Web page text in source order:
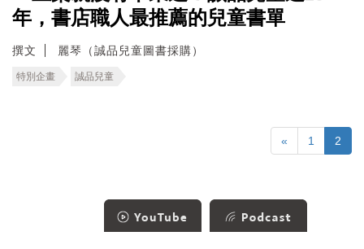
年，書店職人最推薦的兒童書單
撰文 麗琴（誠品兒童圖書採購）
特別企畫 誠品兒童
« 1 2